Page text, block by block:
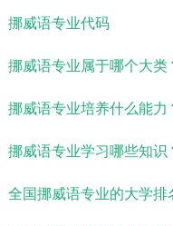
挪威语专业代码
挪威语专业属于哪个大类
挪威语专业培养什么能力
挪威语专业学习哪些知识
全国挪威语专业的大学排